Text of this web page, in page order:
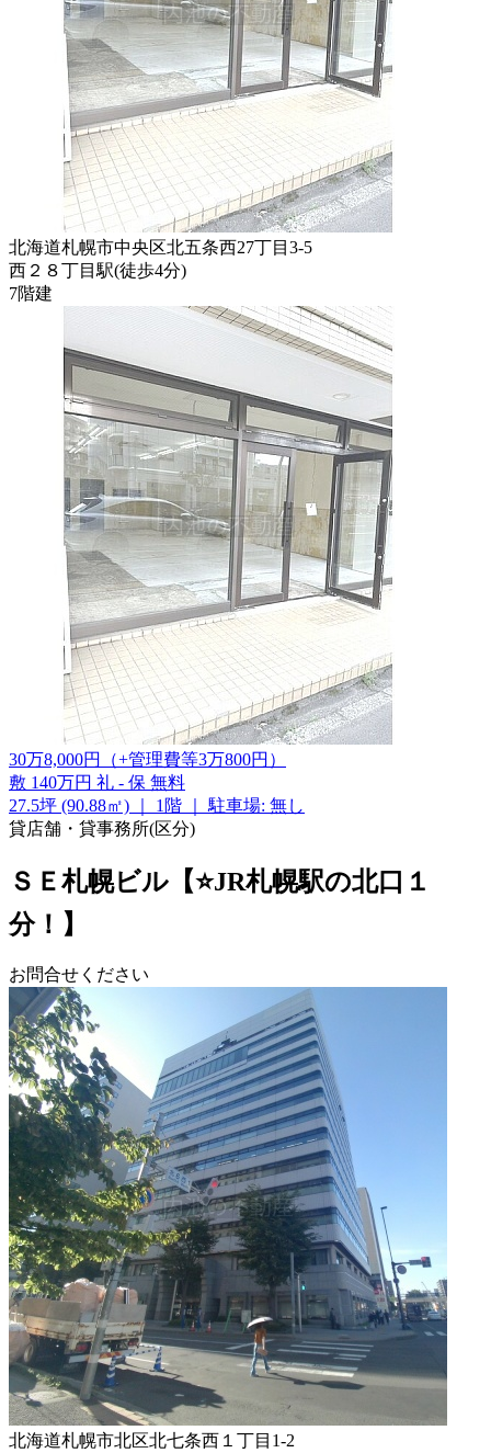
北海道札幌市中央区北五条西27丁目3-5
西２８丁目駅(徒歩4分)
7階建
30万8,000円 （+管理費等3万800円 ）
敷 140万円 礼 - 保 無料
27.5坪 (90.88㎡)
1階
駐車場: 無し
貸店舗・貸事務所(区分)
ＳＥ札幌ビル【⭐JR札幌駅の北口１
分！】
お問合せください
北海道札幌市北区北七条西１丁目1-2